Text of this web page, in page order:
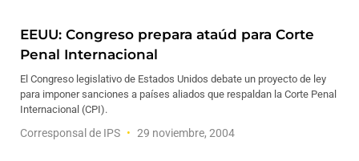
EEUU: Congreso prepara ataúd para Corte
Penal Internacional
El Congreso legislativo de Estados Unidos debate un proyecto de ley
para imponer sanciones a países aliados que respaldan la Corte Penal
Internacional (CPI).
Corresponsal de IPS 29 noviembre, 2004